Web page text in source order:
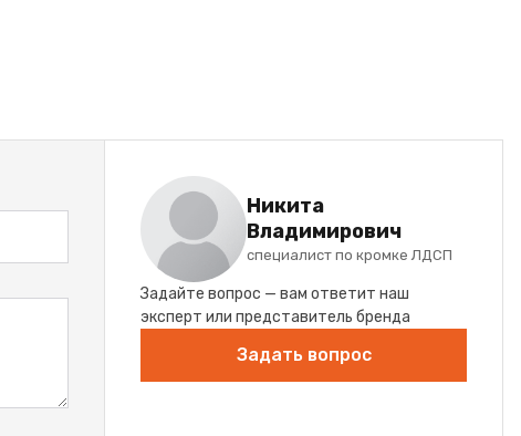
Никита
Владимирович
специалист по кромке ЛДСП
Задайте вопрос — вам ответит наш
эксперт или представитель бренда
Задать вопрос